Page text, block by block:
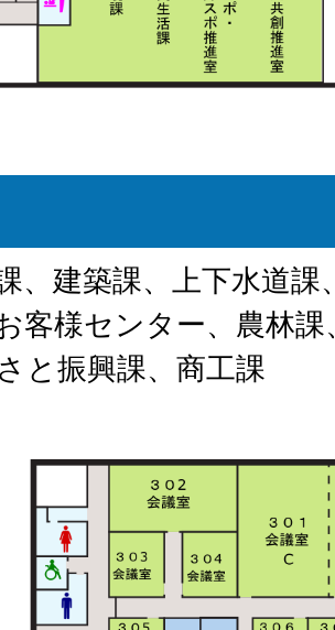
、建築課、上下水道課
客様センター、農林
と振興課、商工課